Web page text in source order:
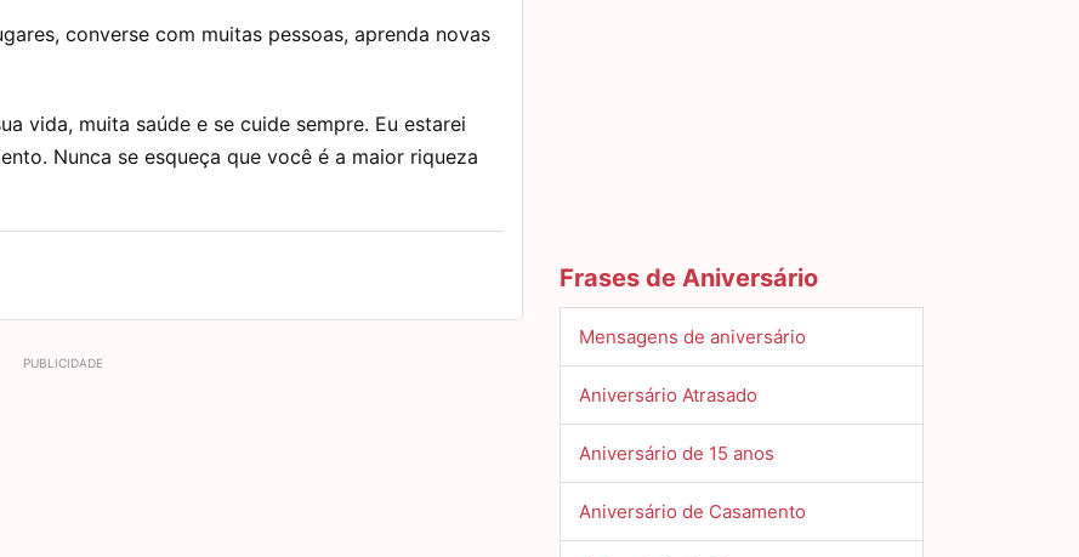
converse com muitas pessoas, aprenda novas
vida, muita saúde e se cuide sempre. Eu estarei
Nunca se esqueça que você é a maior riqueza
Frases de Aniversário
Mensagens de aniversário
Aniversário Atrasado
Aniversário de 15 anos
Aniversário de Casamento